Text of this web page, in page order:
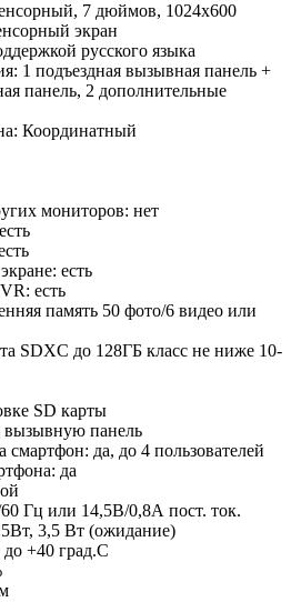
7 дюймов, 1024х600
экран
русского языка
1 подъездная вызывная панель +
панель, 2 дополнительные
Координатный
мониторов: нет
есть
есть
память 50 фото/6 видео или
SDXC до 128ГБ класс не ниже 10-
SD карты
вызывную панель
смартфон: да, до 4 пользователей
да
Гц или 14,5В/0,8А пост. ток.
3,5 Вт (ожидание)
до +40 град.С